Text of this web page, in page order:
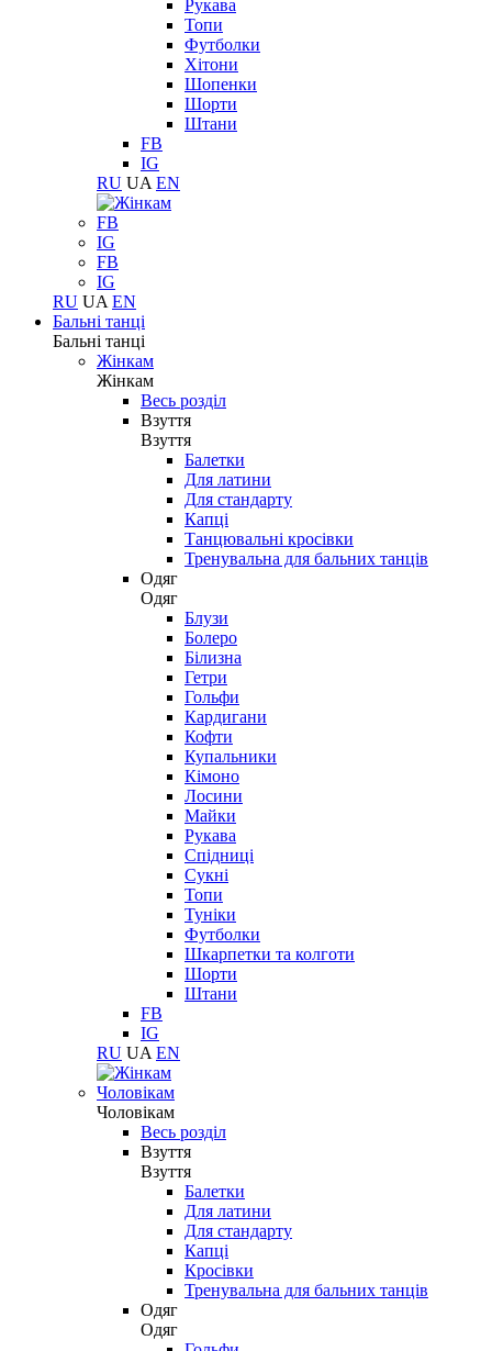
Рукава
Топи
Футболки
Хітони
Шопенки
Шорти
Штани
FB
IG
RU UA EN
FB
IG
FB
IG
RU UA EN
Бальні танці
Бальні танці
Жінкам
Жінкам
Весь розділ
Взуття
Взуття
Балетки
Для латини
Для стандарту
Капці
Танцювальні кросівки
Тренувальна для бальних танців
Одяг
Одяг
Блузи
Болеро
Білизна
Гетри
Гольфи
Кардигани
Кофти
Купальники
Кімоно
Лосини
Майки
Рукава
Спідниці
Сукні
Топи
Туніки
Футболки
Шкарпетки та колготи
Шорти
Штани
FB
IG
RU UA EN
Чоловікам
Чоловікам
Весь розділ
Взуття
Взуття
Балетки
Для латини
Для стандарту
Капці
Кросівки
Тренувальна для бальних танців
Одяг
Одяг